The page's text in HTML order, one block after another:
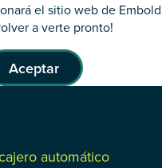
el sitio web de Embold
a verte pronto!
Aceptar
automático